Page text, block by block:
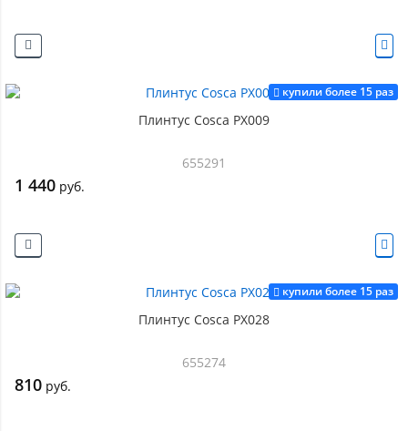
купили более 15 раз
Плинтус Cosca PX009
655291
1 440 руб.
купили более 15 раз
Плинтус Cosca PX028
655274
810 руб.